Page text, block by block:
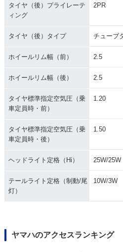
タイヤ（後）プライレーテ
ィング
2PR
タイヤ（後）タイプ チューブ
ホイールリム幅（前） 2.5
ホイールリム幅（後） 2.5
タイヤ標準指定空気圧（乗
車定員時・前）
1.20
タイヤ標準指定空気圧（乗
車定員時・後）
1.50
ヘッドライト定格（Hi） 25W/25W
テールライト定格（制動/尾
灯）
10W/3W
ヤマハのアクセスランキング